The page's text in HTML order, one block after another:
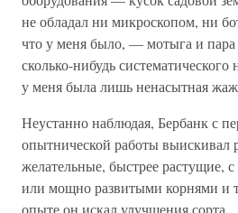
не обладал ни микроскопом, ни
что у меня было, — мотыга и
сколько-нибудь систематического
у меня была лишь ненасытная
Неустанно наблюдая, Бербанк с
опытнической работы выискивал
желательные, быстрее растущие,
или мощно развитыми корнями и
опыте он искал улучшения сорта.